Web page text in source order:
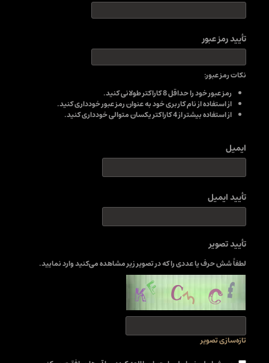
تأیید رمز عبور
نکات رمز عبور:
رمز عبور خود را حداقل 8 کاراکتر طولانی کنید.
از استفاده از نام کاربری خود به عنوان رمز عبور خودداری کنید.
از استفاده بیشتر از 4 کاراکتر یکسان متوالی خودداری کنید.
ایمیل
تأیید ایمیل
تأیید تصویر
لطفاً شش حرف یا عددی را که در تصویر زیر مشاهده می‌کنید وارد نمایید.
تازه‌سازی تصویر